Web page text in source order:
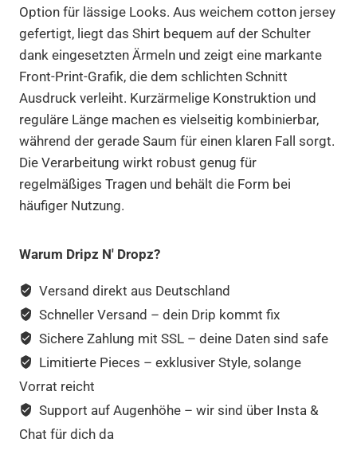
Option für lässige Looks. Aus weichem cotton jersey
gefertigt, liegt das Shirt bequem auf der Schulter
dank eingesetzten Ärmeln und zeigt eine markante
Front-Print-Grafik, die dem schlichten Schnitt
Ausdruck verleiht. Kurzärmelige Konstruktion und
reguläre Länge machen es vielseitig kombinierbar,
während der gerade Saum für einen klaren Fall sorgt.
Die Verarbeitung wirkt robust genug für
regelmäßiges Tragen und behält die Form bei
häufiger Nutzung.
Warum Dripz N' Dropz?
Versand direkt aus Deutschland
Schneller Versand – dein Drip kommt fix
Sichere Zahlung mit SSL – deine Daten sind safe
Limitierte Pieces – exklusiver Style, solange
Vorrat reicht
Support auf Augenhöhe – wir sind über Insta &
Chat für dich da